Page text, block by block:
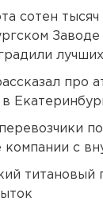
сотен тысяч
про
компании с
титановый